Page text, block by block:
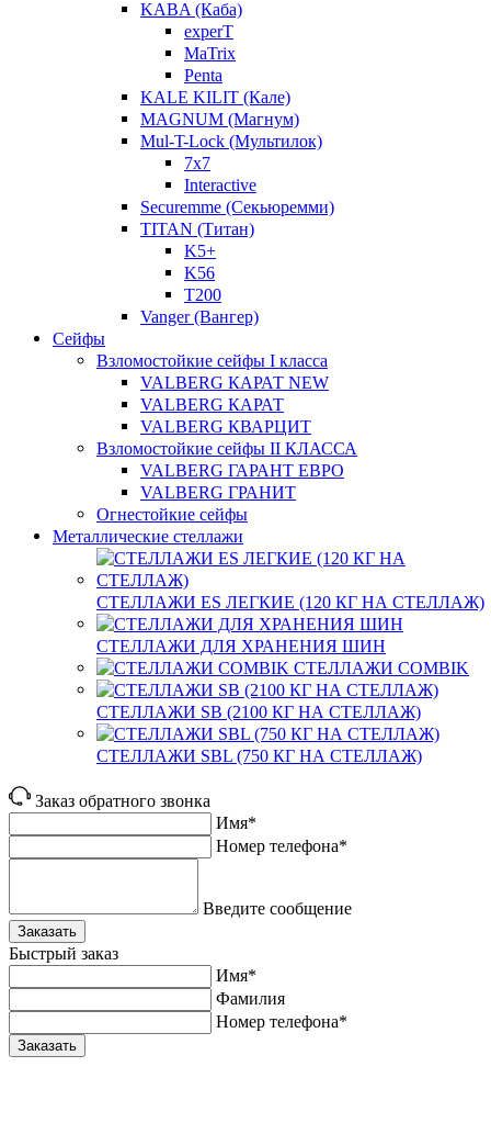
KABA (Каба)
experT
MaTrix
Penta
KALE KILIT (Кале)
MAGNUM (Магнум)
Mul-T-Lock (Мультилок)
7x7
Interactive
Securemme (Секьюремми)
TITAN (Титан)
K5+
K56
T200
Vanger (Вангер)
Сейфы
Взломостойкие сейфы I класса
VALBERG КАРАТ NEW
VALBERG КАРАТ
VALBERG КВАРЦИТ
Взломостойкие сейфы II КЛАССА
VALBERG ГАРАНТ ЕВРО
VALBERG ГРАНИТ
Огнестойкие сейфы
Металлические стеллажи
СТЕЛЛАЖИ ES ЛЕГКИЕ (120 КГ НА СТЕЛЛАЖ)
СТЕЛЛАЖИ ДЛЯ ХРАНЕНИЯ ШИН
СТЕЛЛАЖИ COMBIK
СТЕЛЛАЖИ SB (2100 КГ НА СТЕЛЛАЖ)
СТЕЛЛАЖИ SBL (750 КГ НА СТЕЛЛАЖ)
Заказ обратного звонка
Имя*
Номер телефона*
Введите сообщение
Заказать
Быстрый заказ
Имя*
Фамилия
Номер телефона*